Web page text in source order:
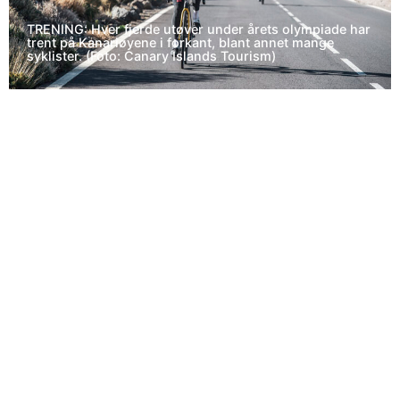
TRENING: Hver fjerde utøver under årets olympiade har
trent på Kanariøyene i forkant, blant annet mange
syklister. (Foto: Canary Islands Tourism)